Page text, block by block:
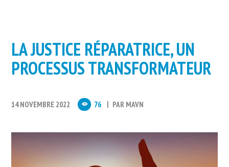
LA JUSTICE RÉPARATRICE, UN
PROCESSUS TRANSFORMATEUR
14 NOVEMBRE 2022 76 PAR MAVN